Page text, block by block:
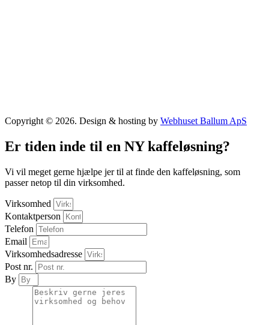
Copyright © 2026. Design & hosting by Webhuset Ballum ApS
Er tiden inde til en NY kaffeløsning?
Vi vil meget gerne hjælpe jer til at finde den kaffeløsning, som
passer netop til din virksomhed.
Virksomhed
Kontaktperson
Telefon
Email
Virksomhedsadresse
Post nr.
By